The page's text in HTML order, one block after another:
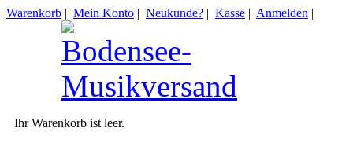
Warenkorb | Mein Konto | Neukunde? | Kasse | Anmelden |
Ihr Warenkorb ist leer.